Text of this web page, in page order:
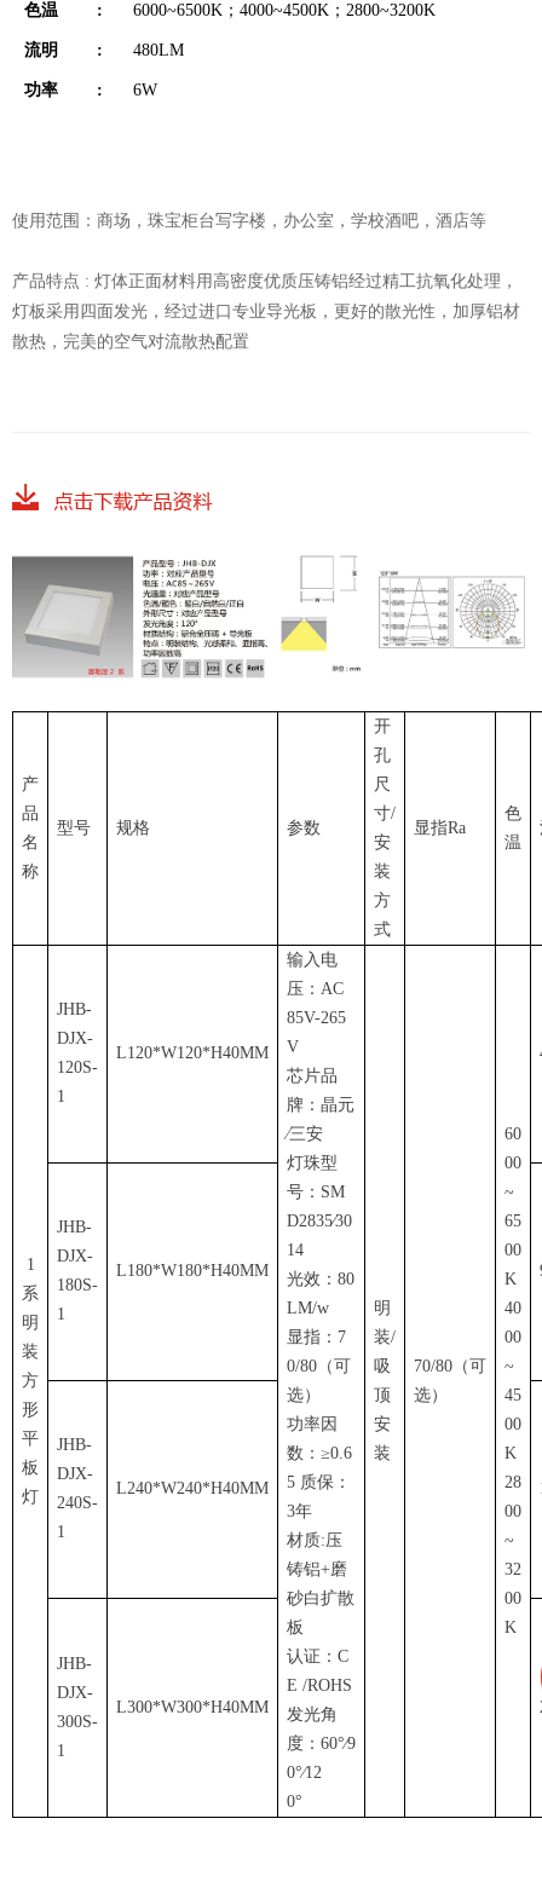
色温 : 6000~6500K；4000~4500K；2800~3200K
流明 : 480LM
功率 : 6W
产
品
名
称
型号 规格 参数
开
孔
尺
寸/
安
装
方
式
显指Ra
色
温
1
系
明
装
方
形
平
板
灯
JHB-
DJX-
120S-
1
L120*W120*H40MM
输入电
压：AC
85V-265
V
芯片品
牌：晶元
∕三安
灯珠型
号：SM
D2835∕30
14
光效：80
LM/w
显指：7
0/80（可
选）
功率因
数：≥0.6
5 质保：
3年
材质:压
铸铝+磨
砂白扩散
板
认证：C
E /ROHS
发光角
度：60°∕9
0°∕12
0°
明
装/
吸
顶
安
装
70/80 （可
选）
60
00
~
65
00
K
40
00
~
45
00
K
28
00
~
32
00
K
JHB-
DJX-
180S-
1
L180*W180*H40MM
JHB-
DJX-
240S-
1
L240*W240*H40MM
JHB-
DJX-
300S-
1
L300*W300*H40MM
使用范围：商场，珠宝柜台写字楼，办公室，学校酒吧，酒店等
产品特点 : 灯体正面材料用高密度优质压铸铝经过精工抗氧化处理，
灯板采用四面发光，经过进口专业导光板，更好的散光性，加厚铝材
散热，完美的空气对流散热配置